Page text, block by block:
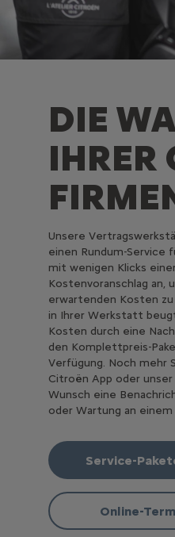
DIE
IHRER
Unsere
einen Rundum-Service
mit wenigen Klicks
Kostenvoranschlag an,
erwartenden Kosten
in Ihrer Werkstatt
Kosten durch eine
den Komplettpreis-
Verfügung. Noch mehr
Citroën App oder
Wunsch eine
oder Wartung an
Service-
Online-